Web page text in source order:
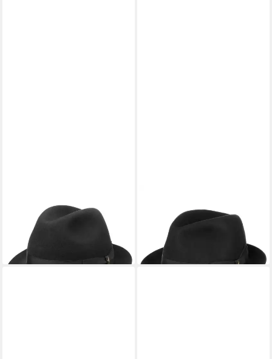
Trilby (1-St) Fedora mit
Ripsband, Made in Italy
290,00 €
lieferbar - in 3-4 Werktagen bei dir
Fedora (1-St) Trilby mit Futter,
Made in Italy
380,00 €
lieferbar - in 3-4 Werktagen bei dir